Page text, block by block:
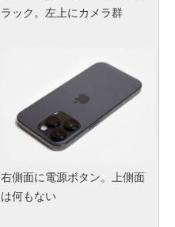
ラック。左上にカメラ群
右側面に電源ボタン。上側面
は何もない